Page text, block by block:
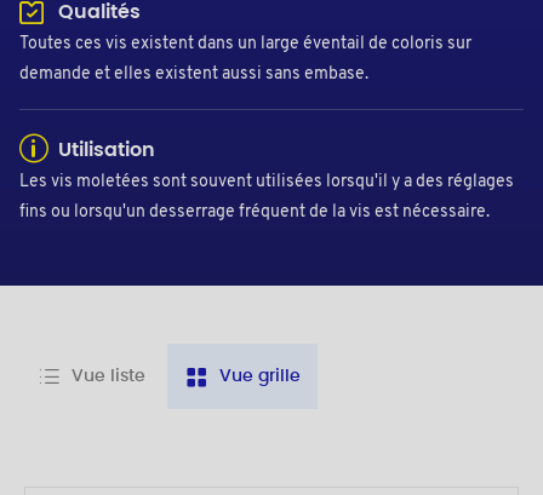
Qualités
Toutes ces vis existent dans un large éventail de coloris sur
demande et elles existent aussi sans embase.
Utilisation
Les vis moletées sont souvent utilisées lorsqu'il y a des réglages
fins ou lorsqu'un desserrage fréquent de la vis est nécessaire.
Vue liste Vue grille